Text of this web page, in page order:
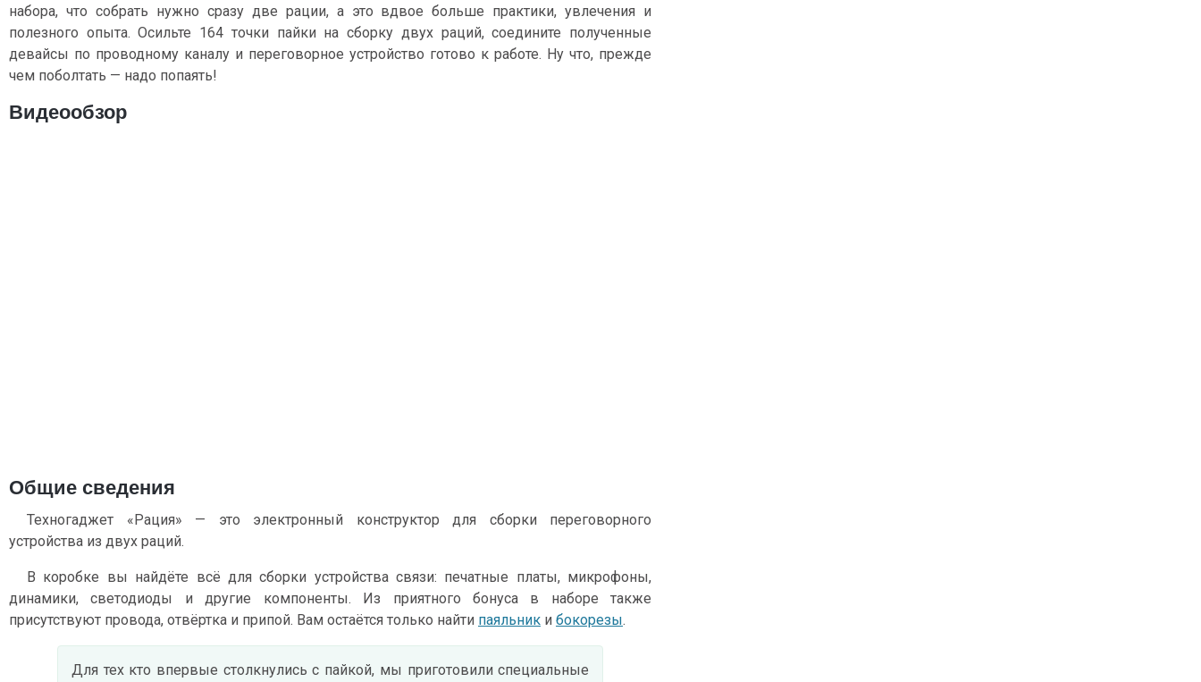
набора, что собрать нужно сразу две рации, а это вдвое больше практики, увлечения и
полезного опыта. Осильте 164 точки пайки на сборку двух раций, соедините полученные
девайсы по проводному каналу и переговорное устройство готово к работе. Ну что, прежде
чем поболтать — надо попаять!
Видеообзор
Общие сведения
Техногаджет «Рация» — это электронный конструктор для сборки переговорного
устройства из двух раций.
В коробке вы найдёте всё для сборки устройства связи: печатные платы, микрофоны,
динамики, светодиоды и другие компоненты. Из приятного бонуса в наборе также
присутствуют провода, отвёртка и припой. Вам остаётся только найти паяльник и бокорезы.
Для тех кто впервые столкнулись с пайкой, мы приготовили специальные